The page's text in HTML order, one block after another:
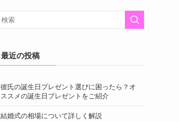
最近の投稿
彼氏の誕生日プレゼント選びに困ったら？オ
ススメの誕生日プレゼントをご紹介
結婚式の相場について詳しく解説